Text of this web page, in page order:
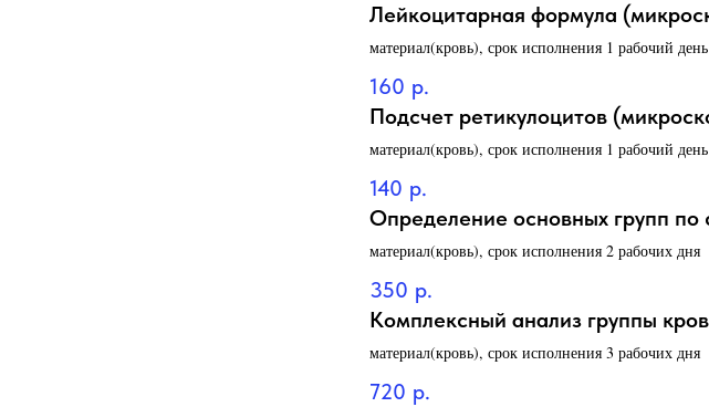
Лейкоцитарная формула
материал(кровь), срок исполнения 1 рабочий день
160 р.
Подсчет ретикулоцитов
материал(кровь), срок исполнения 1 рабочий день
140 р.
Определение основных групп по
материал(кровь), срок исполнения 2 рабочих дня
350 р.
Комплексный анализ группы
материал(кровь), срок исполнения 3 рабочих дня
720 р.